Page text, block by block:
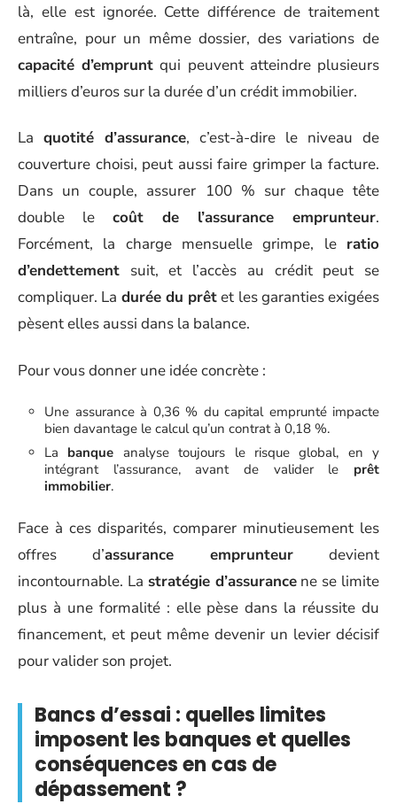
là, elle est ignorée. Cette différence de traitement
entraîne, pour un même dossier, des variations de
capacité d’emprunt qui peuvent atteindre plusieurs
milliers d’euros sur la durée d’un crédit immobilier.
La quotité d’assurance, c’est-à-dire le niveau de
couverture choisi, peut aussi faire grimper la facture.
Dans un couple, assurer 100 % sur chaque tête
double le coût de l’assurance emprunteur.
Forcément, la charge mensuelle grimpe, le ratio
d’endettement suit, et l’accès au crédit peut se
compliquer. La durée du prêtet les garanties exigées
pèsent elles aussi dans la balance.
Pour vous donner une idée concrète :
Une assurance à 0,36 % du capital emprunté impacte
bien davantage le calcul qu’un contrat à 0,18 %.
La banque analyse toujours le risque global, en y
intégrant l’assurance, avant de valider le prêt
immobilier.
Face à ces disparités, comparer minutieusement les
offres d’assurance emprunteur devient
incontournable. La stratégie d’assurancene se limite
plus à une formalité : elle pèse dans la réussite du
financement, et peut même devenir un levier décisif
pour valider son projet.
Bancs d’essai : quelles limites
imposent les banques et quelles
conséquences en cas de
dépassement ?